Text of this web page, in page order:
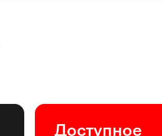
Доступное